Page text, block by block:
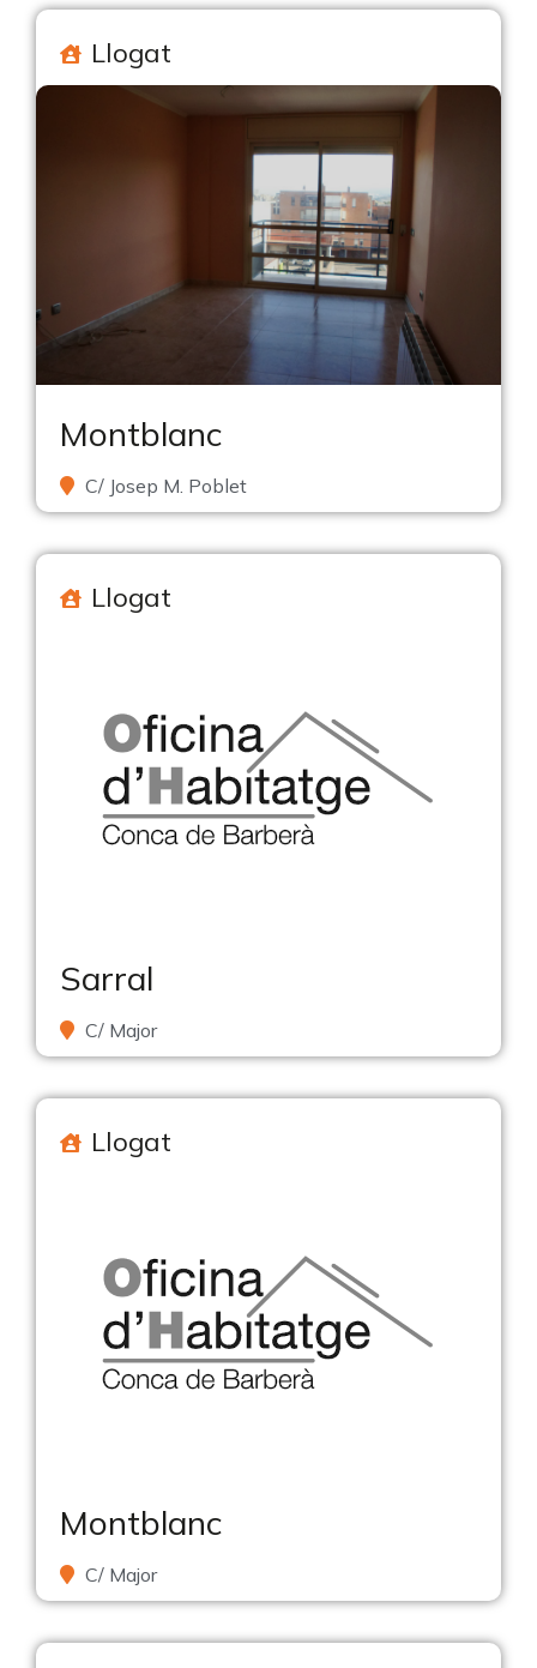
Llogat
Montblanc
C/ Josep M. Poblet
Llogat
Sarral
C/ Major
Llogat
Montblanc
C/ Major